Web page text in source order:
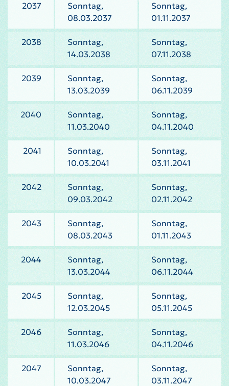
2037
Sonntag,
08.03.2037
Sonntag,
01.11.2037
2038
Sonntag,
14.03.2038
Sonntag,
07.11.2038
2039
Sonntag,
13.03.2039
Sonntag,
06.11.2039
2040
Sonntag,
11.03.2040
Sonntag,
04.11.2040
2041
Sonntag,
10.03.2041
Sonntag,
03.11.2041
2042
Sonntag,
09.03.2042
Sonntag,
02.11.2042
2043
Sonntag,
08.03.2043
Sonntag,
01.11.2043
2044
Sonntag,
13.03.2044
Sonntag,
06.11.2044
2045
Sonntag,
12.03.2045
Sonntag,
05.11.2045
2046
Sonntag,
11.03.2046
Sonntag,
04.11.2046
2047
Sonntag,
10.03.2047
Sonntag,
03.11.2047